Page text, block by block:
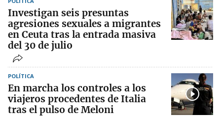
Investigan seis presuntas
agresiones sexuales a migrantes
en Ceuta tras la entrada masiva
del 30 de julio
POLÍTICA
En marcha los controles a los
viajeros procedentes de Italia
tras el pulso de Meloni